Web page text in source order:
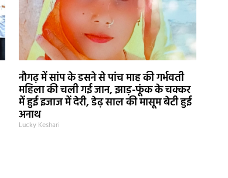
नौगढ़ में सांप के डसने से पांच माह की गर्भवती
महिला की चली गई जान, झाड़-फूंक के चक्कर
में हुई इजाज में देरी, डेढ़ साल की मासूम बेटी हुई
अनाथ
Lucky Keshari